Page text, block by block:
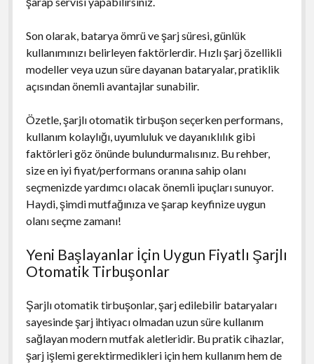
Son olarak, batarya ömrü ve şarj süresi, günlük
kullanımınızı belirleyen faktörlerdir. Hızlı şarj özellikli
modeller veya uzun süre dayanan bataryalar, pratiklik
açısından önemli avantajlar sunabilir.
Özetle, şarjlı otomatik tirbuşon seçerken performans,
kullanım kolaylığı, uyumluluk ve dayanıklılık gibi
faktörleri göz önünde bulundurmalısınız. Bu rehber,
size en iyi fiyat/performans oranına sahip olanı
seçmenizde yardımcı olacak önemli ipuçları sunuyor.
Haydi, şimdi mutfağınıza ve şarap keyfinize uygun
olanı seçme zamanı!
Yeni Başlayanlar İçin Uygun Fiyatlı Şarjlı
Otomatik Tirbuşonlar
Şarjlı otomatik tirbuşonlar, şarj edilebilir bataryaları
sayesinde şarj ihtiyacı olmadan uzun süre kullanım
sağlayan modern mutfak aletleridir. Bu pratik cihazlar,
şarj işlemi gerektirmedikleri için hem kullanım hem de